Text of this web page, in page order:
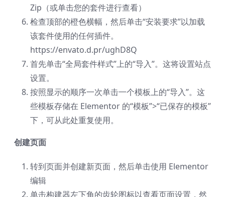
Zip（或单击您的套件进行查看）
检查顶部的橙色横幅，然后单击“安装要求”以加载
该套件使用的任何插件。
https://envato.d.pr/ughD8Q
首先单击“全局套件样式”上的“导入”。这将设置站点
设置。
按照显示的顺序一次单击一个模板上的“导入”。这
些模板存储在 Elementor 的“模板”>“已保存的模板”
下，可从此处重复使用。
创建页面
转到页面并创建新页面，然后单击使用 Elementor
编辑
单击构建器左下角的齿轮图标以查看页面设置，然